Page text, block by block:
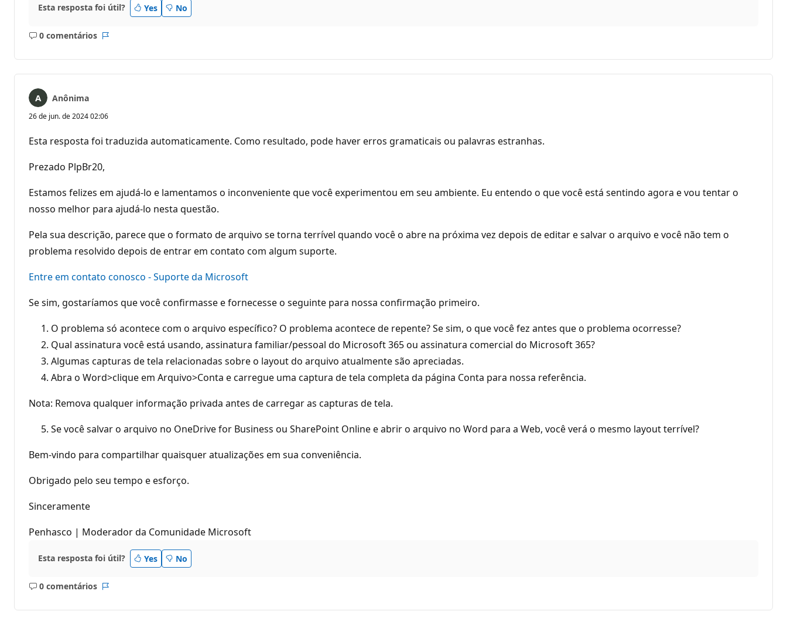
ã
Esta resposta foi útil? Yes No
0 comentários
Sem
Anônima
26 de jun. de 2024 02:06
Esta resposta foi traduzida automaticamente. Como resultado, pode haver erros gramaticais ou palavras estranhas.
Prezado PlpBr20,
Estamos felizes em ajudá-lo e lamentamos o inconveniente que você experimentou em seu ambiente. Eu entendo o que você está sentindo agora e vou tentar o
nosso melhor para ajudá-lo nesta questão.
Pela sua descrição, parece que o formato de arquivo se torna terrível quando você o abre na próxima vez depois de editar e salvar o arquivo e você não tem o
problema resolvido depois de entrar em contato com algum suporte.
Entre em contato conosco - Suporte da Microsoft
Se sim, gostaríamos que você confirmasse e fornecesse o seguinte para nossa confirmação primeiro.
O problema só acontece com o arquivo específico? O problema acontece de repente? Se sim, o que você fez antes que o problema ocorresse?
Qual assinatura você está usando, assinatura familiar/pessoal do Microsoft 365 ou assinatura comercial do Microsoft 365?
Algumas capturas de tela relacionadas sobre o layout do arquivo atualmente são apreciadas.
Abra o Word>clique em Arquivo>Conta e carregue uma captura de tela completa da página Conta para nossa referência.
Nota: Remova qualquer informação privada antes de carregar as capturas de tela.
Se você salvar o arquivo no OneDrive for Business ou SharePoint Online e abrir o arquivo no Word para a Web, você verá o mesmo layout terrível?
Bem-vindo para compartilhar quaisquer atualizações em sua conveniência.
Obrigado pelo seu tempo e esforço.
Sinceramente
Penhasco | Moderador da Comunidade Microsoft
Esta resposta foi útil? Yes No
0 comentários
Sem